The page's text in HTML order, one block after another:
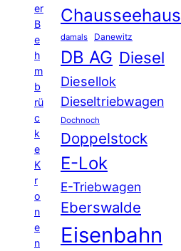
er
B
e
h
m
b
rü
c
k
e
K
r
o
n
e
n
Chausseehaus
damals Danewitz
DB AG Diesel
Diesellok
Dieseltriebwagen
Dochnoch
Doppelstock
E-Lok
E-Triebwagen
Eberswalde
Eisenbahn